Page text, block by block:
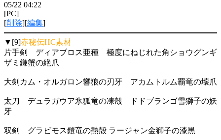
05/22 04:22
[PC]
[削除][編集]
▼[9]赤秘伝HC素材
片手剣 ディアブロス亜種 極度にねじれた角ショウグンギ
ザミ鎌蟹の絶爪
大剣カム・オルガロン響狼の刃牙 アカムトルム覇竜の壊爪
太刀 デュラガウア氷狐竜の凍殻 ドドブランゴ雪獅子の妖
牙
双剣 グラビモス鎧竜の熱殻 ラージャン金獅子の漆黒